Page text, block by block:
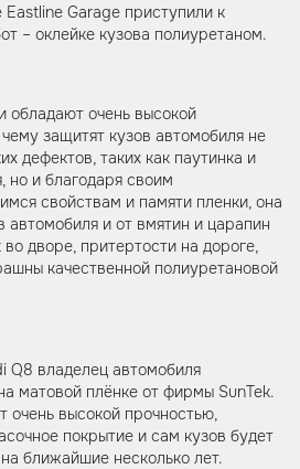
Garage приступили к
– оклейке кузова полиуретаном.
обладают очень высокой
защитят кузов автомобиля не
дефектов, таких как паутинка и
но и благодаря своим
свойствам и памяти пленки, она
автомобиля и от вмятин и царапин
дворе, притертости на дороге,
качественной полиуретановой
Q8 владелец автомобиля
матовой плёнке от фирмы SunTek.
очень высокой прочностью,
покрытие и сам кузов будет
ближайшие несколько лет.